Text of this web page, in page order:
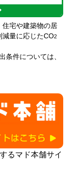
住宅や建築物の居
減量に応じたCO2
条件については、
るマド本舗サイ